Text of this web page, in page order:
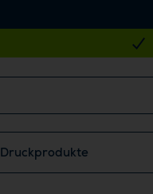
Druckprodukte